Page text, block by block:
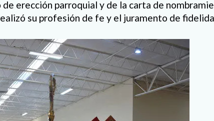
erección parroquial y de la carta de
su profesión de fe y el juramento de